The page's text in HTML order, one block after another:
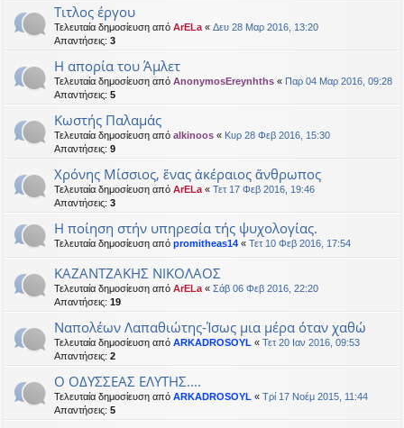
Tιτλος έργου
Τελευταία δημοσίευση από ArELa « Δευ 28 Μαρ 2016, 13:20
Απαντήσεις: 3
Η απορία του Άμλετ
Τελευταία δημοσίευση από AnonymosEreynhths « Παρ 04 Μαρ 2016, 09:28
Απαντήσεις: 5
Κωστής Παλαμάς
Τελευταία δημοσίευση από alkinoos « Κυρ 28 Φεβ 2016, 15:30
Απαντήσεις: 9
Χρόνης Μίσσιος, ἕνας ἀκέραιος ἄνθρωπος
Τελευταία δημοσίευση από ArELa « Τετ 17 Φεβ 2016, 19:46
Απαντήσεις: 3
Η ποίηση στήν υπηρεσία τής ψυχολογίας.
Τελευταία δημοσίευση από promitheas14 « Τετ 10 Φεβ 2016, 17:54
ΚΑΖΑΝΤΖΑΚΗΣ ΝΙΚΟΛΑΟΣ
Τελευταία δημοσίευση από ArELa « Σάβ 06 Φεβ 2016, 22:20
Απαντήσεις: 19
Ναπολέων Λαπαθιώτης-Ίσως μια μέρα όταν χαθώ
Τελευταία δημοσίευση από ARKADROSOYL « Τετ 20 Ιαν 2016, 09:53
Απαντήσεις: 2
Ο ΟΔΥΣΣΕΑΣ ΕΛΥΤΗΣ....
Τελευταία δημοσίευση από ARKADROSOYL « Τρί 17 Νοέμ 2015, 11:44
Απαντήσεις: 5